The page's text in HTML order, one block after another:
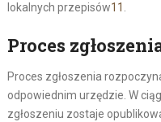
lokalnych przepisów11 .
Proces
Proces zgłoszenia
odpowiednim urzędzie. W
zgłoszeniu zostaje